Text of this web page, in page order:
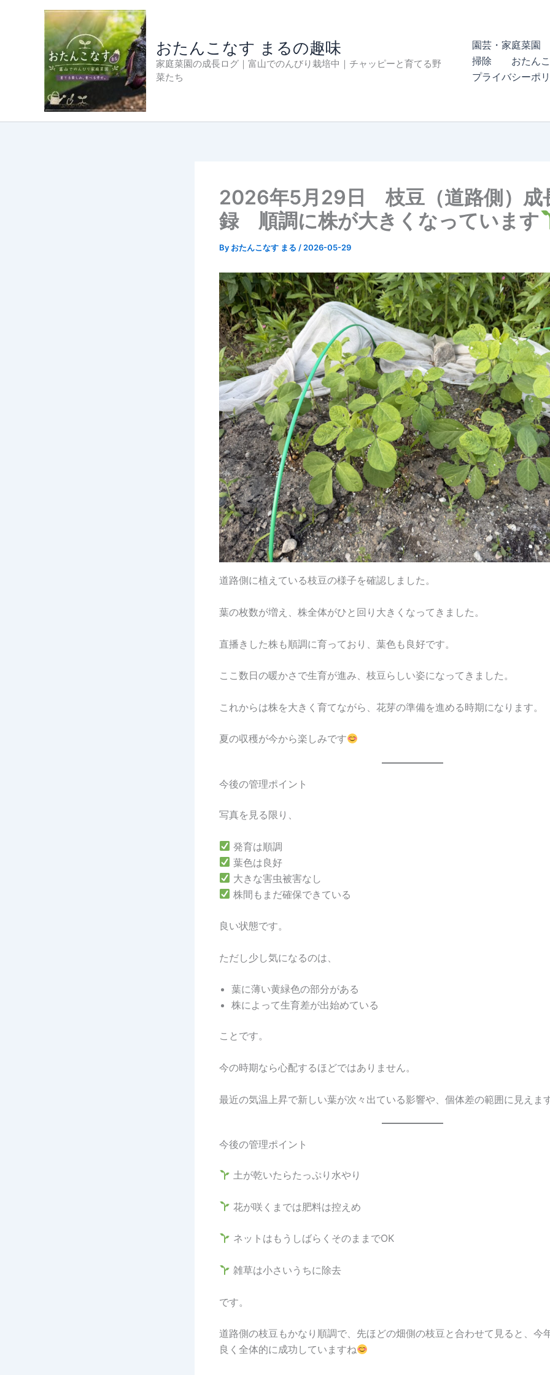
おたんこなす まるの趣味
家庭菜園の成長ログ｜富山でのんびり栽培中｜チャッピーと育てる野
菜たち
園芸・家庭菜
掃除
おたん
プライバシーポ
2026年5月29日 枝豆（道路側）成
録 順調に株が大きくなっています
By おたんこなす まる / 2026-05-29
道路側に植えている枝豆の様子を確認しました。
葉の枚数が増え、株全体がひと回り大きくなってきました。
直播きした株も順調に育っており、葉色も良好です。
ここ数日の暖かさで生育が進み、枝豆らしい姿になってきました。
これからは株を大きく育てながら、花芽の準備を進める時期になります。
夏の収穫が今から楽しみです
今後の管理ポイント
写真を見る限り、
発育は順調
葉色は良好
大きな害虫被害なし
株間もまだ確保できている
良い状態です。
ただし少し気になるのは、
葉に薄い黄緑色の部分がある
株によって生育差が出始めている
ことです。
今の時期なら心配するほどではありません。
最近の気温上昇で新しい葉が次々出ている影響や、個体差の範囲に見えま
今後の管理ポイント
土が乾いたらたっぷり水やり
花が咲くまでは肥料は控えめ
ネットはもうしばらくそのままでOK
雑草は小さいうちに除去
です。
道路側の枝豆もかなり順調で、先ほどの畑側の枝豆と合わせて見ると、今
良く全体的に成功していますね